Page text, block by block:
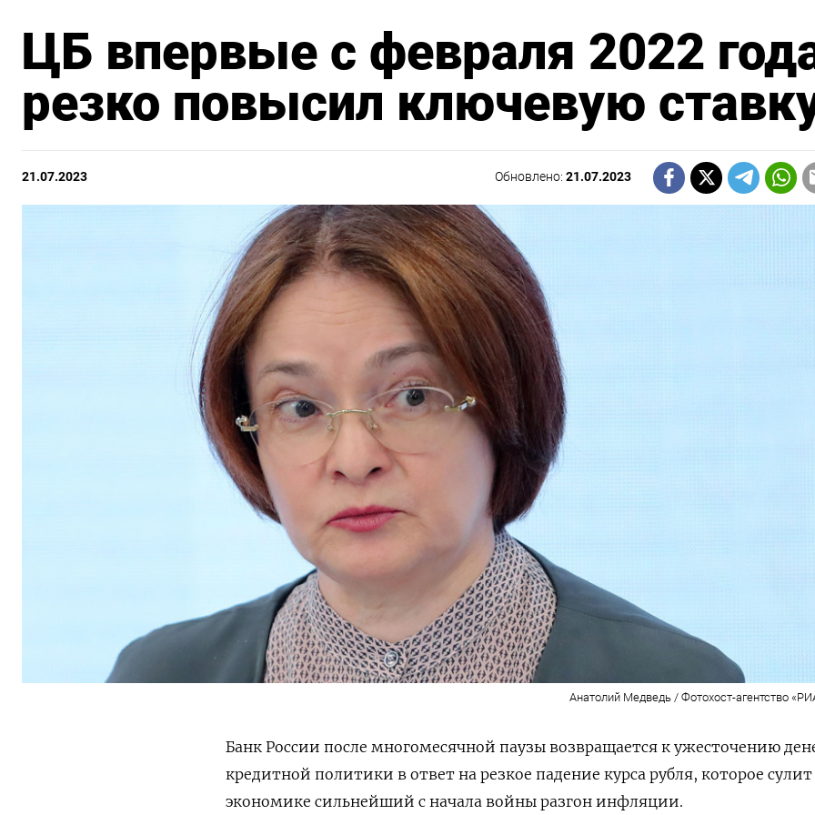
ЦБ впервые с февраля 2022
резко повысил ключевую
21.07.2023 Обновлено:21.07.2023
Анатолий Медведь / Фотохост-агентство
Банк России после многомесячной паузы возвращается к ужесточению
кредитной политики в ответ на резкое падение курса рубля, которое сулит
экономике сильнейший с начала войны разгон инфляции.